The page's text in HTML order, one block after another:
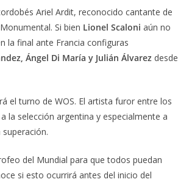
Ariel Ardit, reconocido cantante de
Si bien Lionel Scaloni aún no
la final ante Francia configuras
Ángel Di María y Julián Álvarez desde
el turno de WOS. El artista furor entre los
la selección argentina y especialmente a
del Mundial para que todos puedan
si esto ocurrirá antes del inicio del